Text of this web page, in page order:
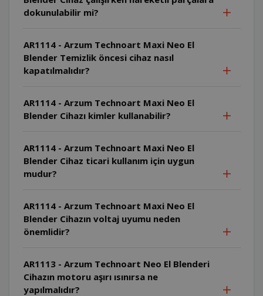
dokunulabilir mi?
AR1114 - Arzum Technoart Maxi Neo El
Blender Temizlik öncesi cihaz nasıl
kapatılmalıdır?
AR1114 - Arzum Technoart Maxi Neo El
Blender Cihazı kimler kullanabilir?
AR1114 - Arzum Technoart Maxi Neo El
Blender Cihaz ticari kullanım için uygun
mudur?
AR1114 - Arzum Technoart Maxi Neo El
Blender Cihazın voltaj uyumu neden
önemlidir?
AR1113 - Arzum Technoart Neo El Blenderi
Cihazın motoru aşırı ısınırsa ne
yapılmalıdır?